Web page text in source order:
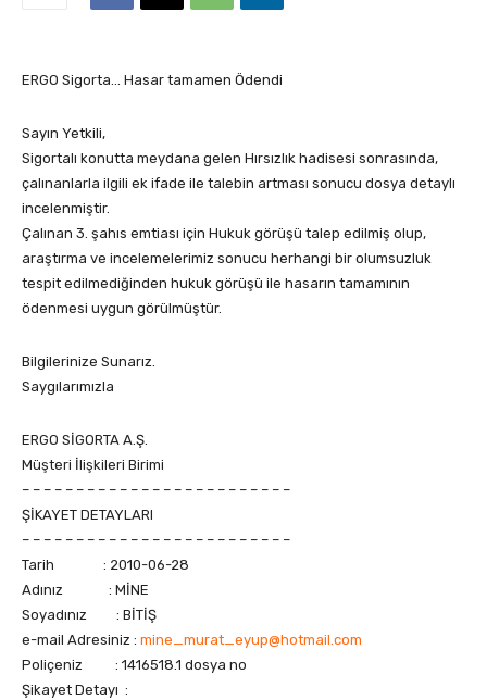
ERGO Sigorta… Hasar tamamen Ödendi
Sayın Yetkili,
Sigortalı konutta meydana gelen Hırsızlık hadisesi sonrasında,
çalınanlarla ilgili ek ifade ile talebin artması sonucu dosya detaylı
incelenmiştir.
Çalınan 3. şahıs emtiası için Hukuk görüşü talep edilmiş olup,
araştırma ve incelemelerimiz sonucu herhangi bir olumsuzluk
tespit edilmediğinden hukuk görüşü ile hasarın tamamının
ödenmesi uygun görülmüştür.
Bilgilerinize Sunarız.
Saygılarımızla
ERGO SİGORTA A.Ş.
Müşteri İlişkileri Birimi
– – – – – – – – – – – – – – – – – – – – – – – – –
ŞİKAYET DETAYLARI
– – – – – – – – – – – – – – – – – – – – – – – – –
Tarih : 2010-06-28
Adınız : MİNE
Soyadınız : BİTİŞ
e-mail Adresiniz : mine_murat_eyup@hotmail.com
Poliçeniz : 1416518.1‏‏‏ dosya no
Şikayet Detayı :